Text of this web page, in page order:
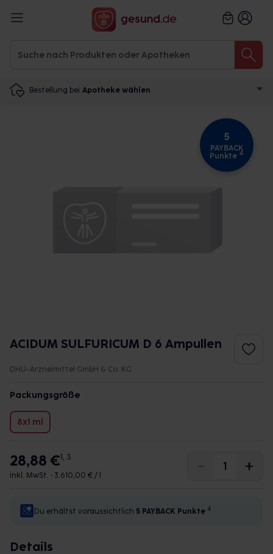
Bestellung bei Apotheke wählen
5
PAYBACK
Punkte 4
ACIDUM SULFURICUM D 6 Ampullen
DHU-Arzneimittel GmbH & Co. KG
Packungsgröße
8x1 ml
28,88 €1, 3
inkl. MwSt. • 3.610,00 € / l
Du erhältst voraussichtlich 5 PAYBACK Punkte 4
Details